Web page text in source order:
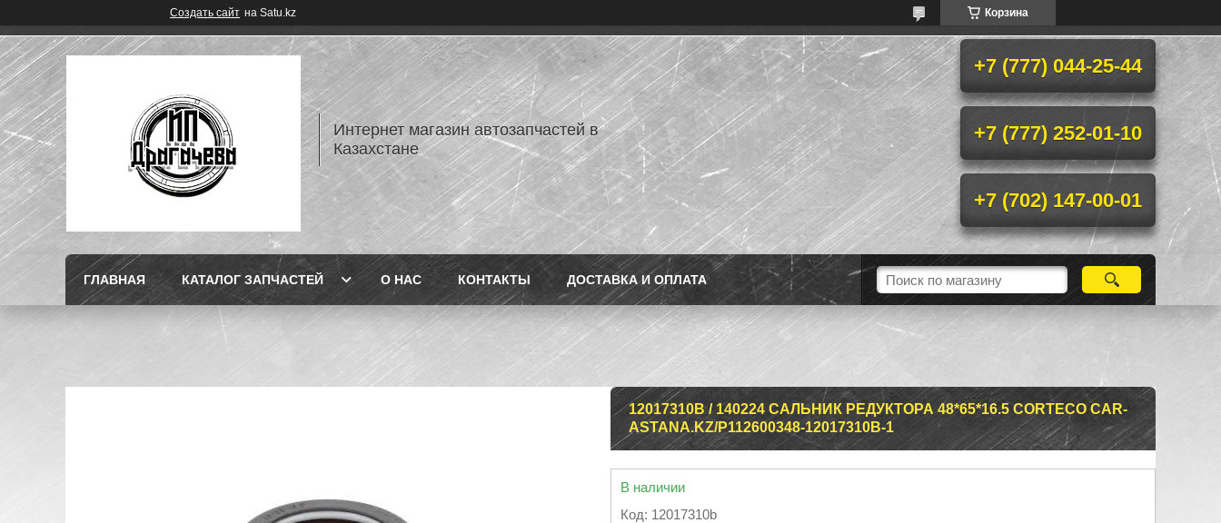
Создать сайт на Satu.kz Корзина
Интернет магазин автозапчастей в
Казахстане
+7 (777) 044-25-44
+7 (777) 252-01-10
+7 (702) 147-00-01
ГЛАВНАЯ КАТАЛОГ ЗАПЧАСТЕЙ О НАС КОНТАКТЫ ДОСТАВКА И ОПЛАТА
12017310B / 140224 САЛЬНИК РЕДУКТОРА 48*65*16.5 CORTECO CAR-
ASTANA.KZ/P112600348-12017310B-1
В наличии
Код: 12017310b